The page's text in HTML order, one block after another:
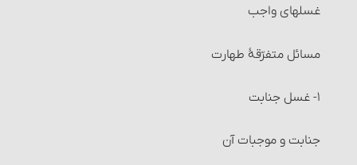
غسلهای واجب
مسائل متفرّقۀ طهارت
۱- غسل جنابت‏
جنابت و موجبات آن